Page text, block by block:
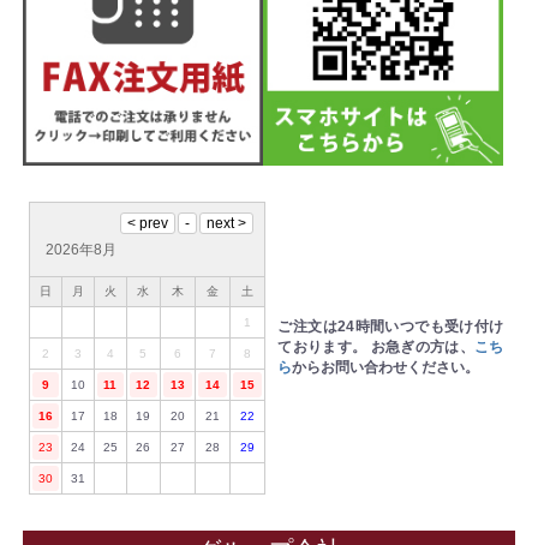
2026年8月
日 月 火 水 木 金 土
1
2 3 4 5 6 7 8
9 10 11 12 13 14 15
16 17 18 19 20 21 22
23 24 25 26 27 28 29
30 31
ご注文は24時間いつでも受け付け
ております。 お急ぎの方は、 こち
らからお問い合わせください。